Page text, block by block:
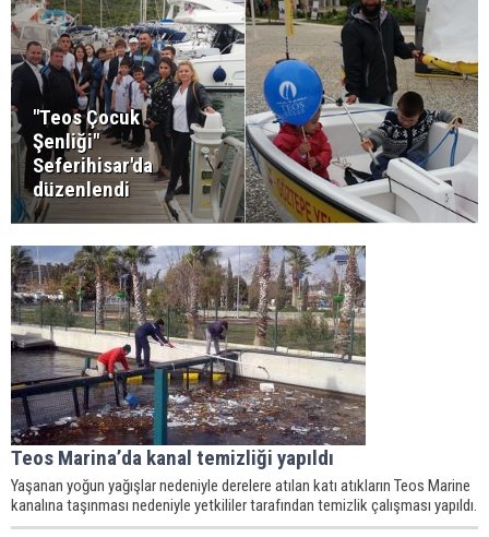
"Teos Çocuk
Şenliği"
Seferihisar'da
düzenlendi
Teos Marina’da kanal temizliği yapıldı
Yaşanan yoğun yağışlar nedeniyle derelere atılan katı atıkların Teos Marine
kanalına taşınması nedeniyle yetkililer tarafından temizlik çalışması yapıldı.